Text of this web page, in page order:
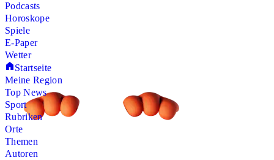
Podcasts
Horoskope
Spiele
E-Paper
Wetter
Startseite
Meine Region
Top News
Sport
Rubriken
Orte
Themen
Autoren